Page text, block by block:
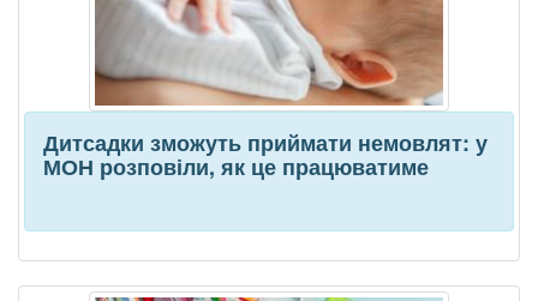
Дитсадки зможуть приймати немовлят: у
МОН розповіли, як це працюватиме